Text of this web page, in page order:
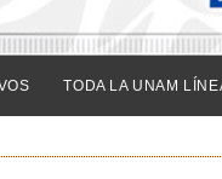
TODA LA UNAM